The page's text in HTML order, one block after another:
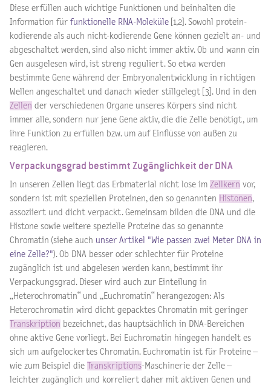
Diese erfüllen auch wichtige Funktionen und beinhalten die
Information für funktionelle RNA-Moleküle [1,2]. Sowohl protein-
kodierende als auch nicht-kodierende Gene können gezielt an- und
abgeschaltet werden, sind also nicht immer aktiv. Ob und wann ein
Gen ausgelesen wird, ist streng reguliert. So etwa werden
bestimmte Gene während der Embryonalentwicklung in richtigen
Wellen angeschaltet und danach wieder stillgelegt [3]. Und in den
Zellen der verschiedenen Organe unseres Körpers sind nicht
immer alle, sondern nur jene Gene aktiv, die die Zelle benötigt, um
ihre Funktion zu erfüllen bzw. um auf Einflüsse von außen zu
reagieren.
Verpackungsgrad bestimmt Zugänglichkeit der DNA
In unseren Zellen liegt das Erbmaterial nicht lose im Zellkern vor,
sondern ist mit speziellen Proteinen, den so genannten Histonen,
assoziiert und dicht verpackt. Gemeinsam bilden die DNA und die
Histone sowie weitere spezielle Proteine das so genannte
Chromatin (siehe auch unser Artikel "Wie passen zwei Meter DNA in
eine Zelle?"). Ob DNA besser oder schlechter für Proteine
zugänglich ist und abgelesen werden kann, bestimmt ihr
Verpackungsgrad. Dieser wird auch zur Einteilung in
„Heterochromatin“ und „Euchromatin“ herangezogen: Als
Heterochromatin wird dicht gepacktes Chromatin mit geringer
Transkription bezeichnet, das hauptsächlich in DNA-Bereichen
ohne aktive Gene vorliegt. Bei Euchromatin hingegen handelt es
sich um aufgelockertes Chromatin. Euchromatin ist für Proteine –
wie zum Beispiel die
Transkriptions-Maschinerie der Zelle –
leichter zugänglich und korreliert daher mit aktiven Genen und